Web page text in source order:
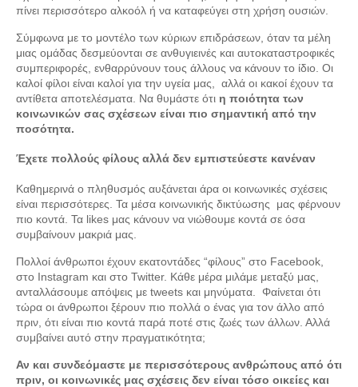
πίνει περισσότερο αλκοόλ ή να καταφεύγει στη χρήση ουσιών.
Σύμφωνα με το μοντέλο των κύριων επιδράσεων, όταν τα μέλη
μιας ομάδας δεσμεύονται σε ανθυγιεινές και αυτοκαταστροφικές
συμπεριφορές, ενθαρρύνουν τους άλλους να κάνουν το ίδιο. Οι
καλοί φίλοι είναι καλοί για την υγεία μας, αλλά οι κακοί έχουν τα
αντίθετα αποτελέσματα. Να θυμάστε ότι η ποιότητα των
κοινωνικών σας σχέσεων είναι πιο σημαντική από την
ποσότητα.
Έχετε πολλούς φίλους αλλά δεν εμπιστεύεστε κανέναν
Καθημερινά ο πληθυσμός αυξάνεται άρα οι κοινωνικές σχέσεις
είναι περισσότερες. Τα μέσα κοινωνικής δικτύωσης μας φέρνουν
πιο κοντά. Τα likes μας κάνουν να νιώθουμε κοντά σε όσα
συμβαίνουν μακριά μας.
Πολλοί άνθρωποι έχουν εκατοντάδες “φίλους” στο Facebook,
στο Instagram και στο Twitter. Κάθε μέρα μιλάμε μεταξύ μας,
ανταλλάσουμε απόψεις με tweets και μηνύματα. Φαίνεται ότι
τώρα οι άνθρωποι ξέρουν πιο πολλά ο ένας για τον άλλο από
πριν, ότι είναι πιο κοντά παρά ποτέ στις ζωές των άλλων. Αλλά
συμβαίνει αυτό στην πραγματικότητα;
Αν και συνδεόμαστε με περισσότερους ανθρώπους από ότι
πριν, οι κοινωνικές μας σχέσεις δεν είναι τόσο οικείες και